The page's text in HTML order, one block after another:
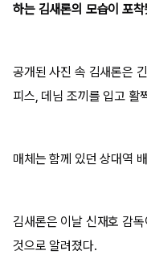
하는 김새론의 모습이 포
공개된 사진 속 김새론은
피스, 데님 조끼를 입고 활
매체는 함께 있던 상대역
김새론은 이날 신재호 감
것으로 알려졌다.